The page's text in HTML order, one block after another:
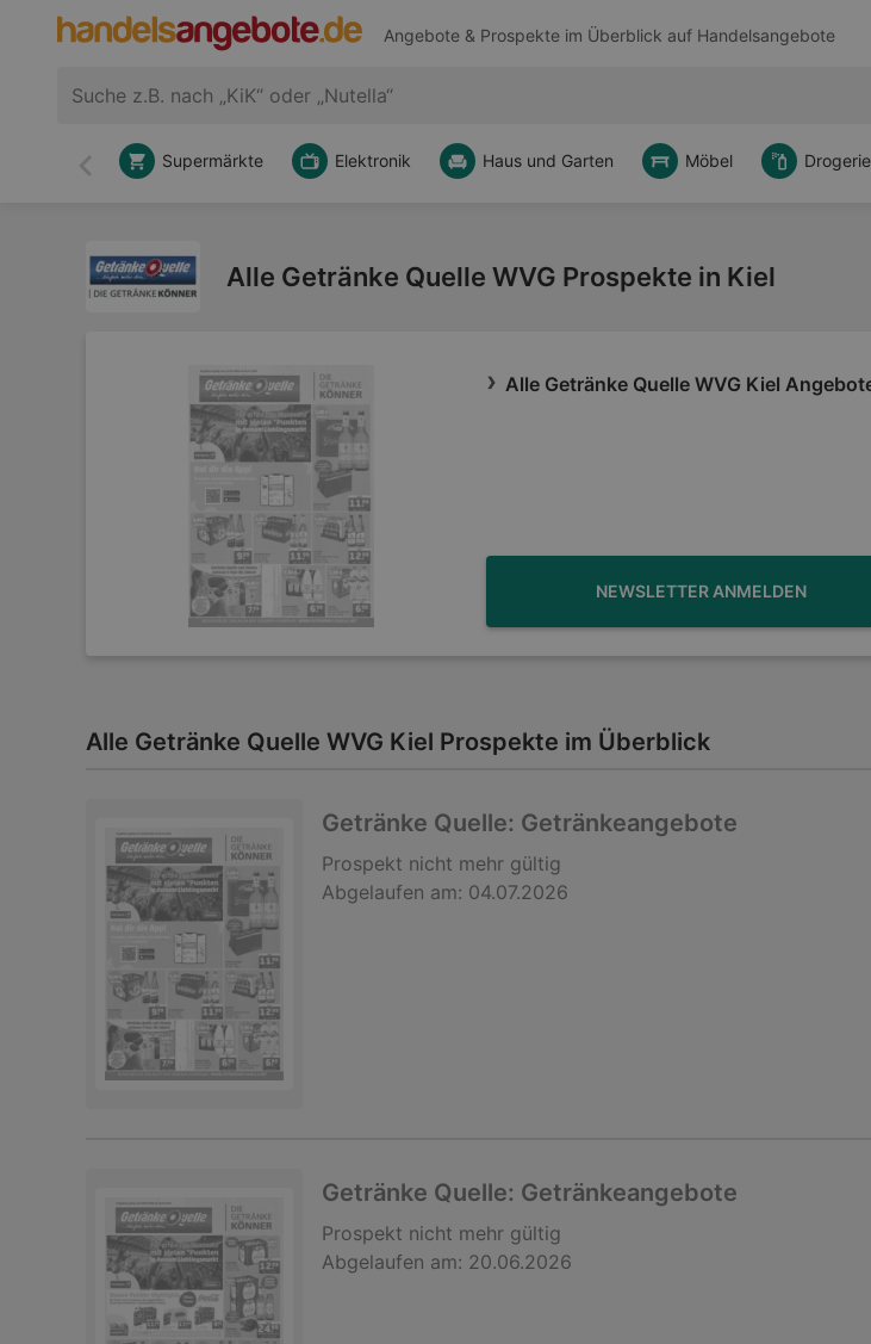
Angebote & Prospekte im Überblick auf Handelsangebote
Zurück
Supermärkte Elektronik Haus und Garten Möbel
Alle Getränke Quelle WVG Prospekte in Kiel
Alle Getränke Quelle WVG Kiel
NEWSLETTER ANMELDEN
Alle Getränke Quelle WVG Kiel Prospekte im Überblick
Getränke Quelle: Getränkeangebote
Prospekt nicht mehr gültig
Abgelaufen am: 04.07.2026
Getränke Quelle: Getränkeangebote
Prospekt nicht mehr gültig
Abgelaufen am: 20.06.2026